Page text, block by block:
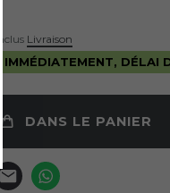
Livraison
IMMÉDIATEMENT, DÉLAI
DANS LE PANIER